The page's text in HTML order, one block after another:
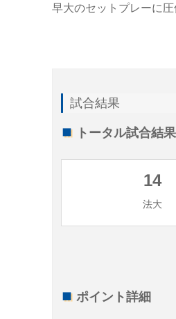
早大のセットプレーに圧
試合結果
トータル試合結果
14
法大
ポイント詳細